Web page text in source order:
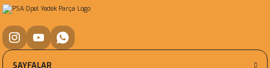
SAYFALAR